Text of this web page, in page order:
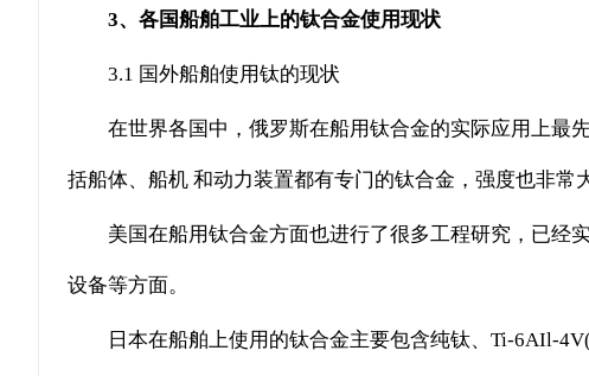
3、各国船舶工业上的钛合金使用现状
3.1 国外船舶使用钛的现状
在世界各国中，俄罗斯在船用钛合金的实际应用上最
括船体、船机 和动力装置都有专门的钛合金，强度也非常
美国在船用钛合金方面也进行了很多工程研究，已经
设备等方面。
日本在船舶上使用的钛合金主要包含纯钛、Ti-6AIl-